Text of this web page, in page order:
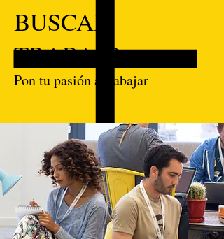
BUSCAR
TRABAJO
Pon tu pasión a trabajar